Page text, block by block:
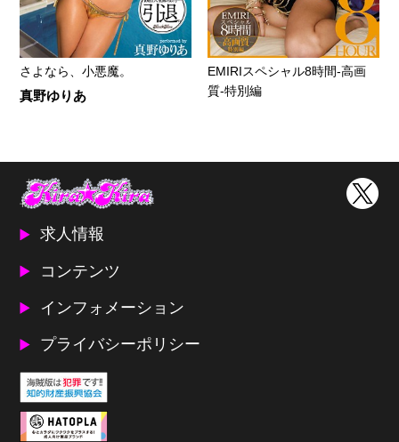
さよなら、小悪魔。
真野ゆりあ
EMIRIスペシャル8時間-高画
質-特別編
求人情報
コンテンツ
インフォメーション
プライバシーポリシー